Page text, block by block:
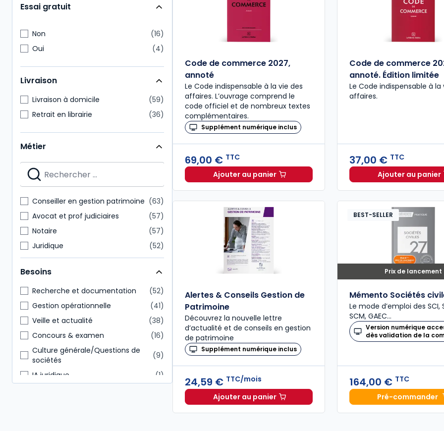
Essai gratuit
Non
16
Oui
4
Livraison
Livraison à domicile
59
Retrait en librairie
36
Métier
Conseiller en gestion patrimoine
63
Avocat et prof judiciaires
57
Notaire
57
Juridique
52
Expert-comptable
38
Enseignants
35
Étudiants
34
Direction générale
31
Administratif et financier
30
Commissaire aux comptes
29
Besoins
Recherche et documentation
52
Gestion opérationnelle
41
Veille et actualité
38
Concours & examen
16
Culture générale/Questions de
sociétés
9
IA juridique
1
Code de commerce 2027,
annoté
Le Code indispensable à la vie des
affaires. L’ouvrage comprend le
code officiel et de nombreux textes
complémentaires.
Supplément numérique inclus
69,00 € TTC
Ajouter au panierCode de commerce 2027, annoté à 69,00 € TTC
Code de commerce
annoté. Édition limitée
Le Code indispensable à la
affaires.
37,00 € TTC
Ajouter au panier
Code
Alertes & Conseils Gestion de
Patrimoine
Découvrez la nouvelle lettre
d’actualité et de conseils en gestion
de patrimoine
Supplément numérique inclus
24,59 € TTC/mois
Ajouter au panierAlertes & Conseils Gestion de Patrimoine à 24,59 €
Prix de lancement
BEST-SELLER
Mémento Sociétés
Le mode d’emploi des SCI,
SCM, GAEC…
Version numérique
dès validation de la
164,00 € TTC
Pré-commander